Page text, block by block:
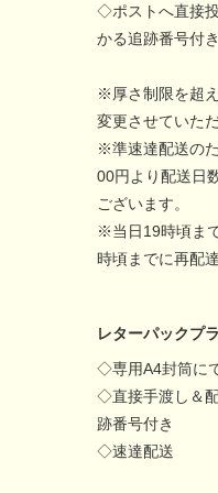
◇ポストへ直接
かる追跡番号付き
※厚さ制限を超
変更させていた
※準速達配送の
00円より配送日
ございます。
※当日19時頃ま
時頃までに再配達
レターパックプ
◇専用A4封筒に
◇直接手渡し＆
跡番号付き
◇速達配送